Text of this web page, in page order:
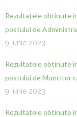
Rezultatele obtinute
postului de
9 iunie 2023
Rezultatele obtinute
postului de Muncitor
9 iunie 2023
Rezultatele obtinute